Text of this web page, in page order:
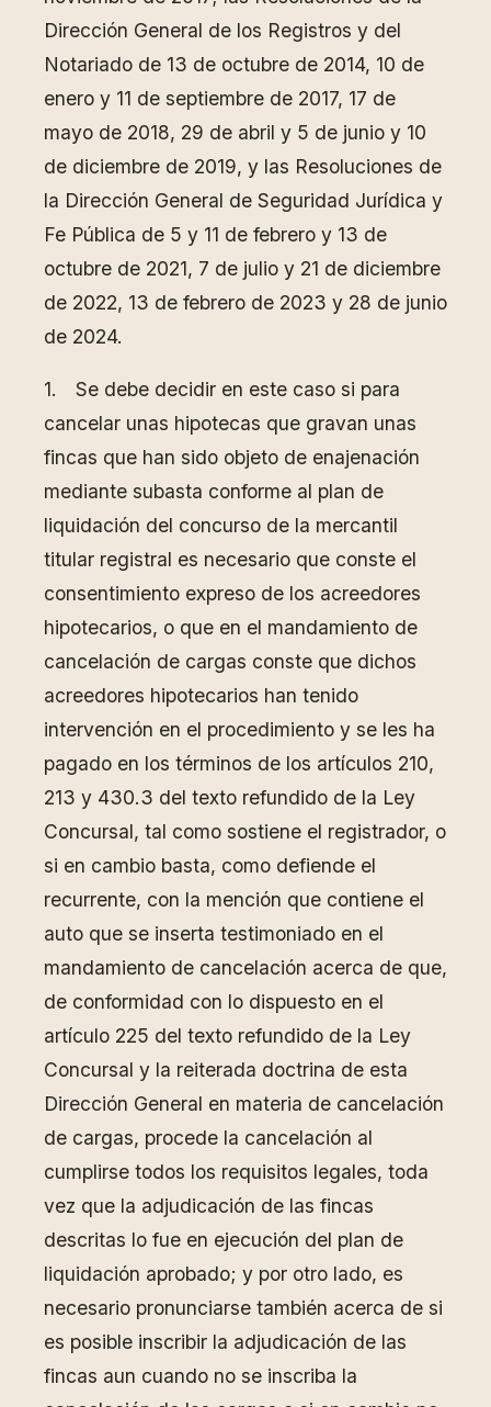
Dirección General de los Registros y del
Notariado de 13 de octubre de 2014, 10 de
enero y 11 de septiembre de 2017, 17 de
mayo de 2018, 29 de abril y 5 de junio y 10
de diciembre de 2019, y las Resoluciones de
la Dirección General de Seguridad Jurídica y
Fe Pública de 5 y 11 de febrero y 13 de
octubre de 2021, 7 de julio y 21 de diciembre
de 2022, 13 de febrero de 2023 y 28 de junio
de 2024.
1. Se debe decidir en este caso si para
cancelar unas hipotecas que gravan unas
fincas que han sido objeto de enajenación
mediante subasta conforme al plan de
liquidación del concurso de la mercantil
titular registral es necesario que conste el
consentimiento expreso de los acreedores
hipotecarios, o que en el mandamiento de
cancelación de cargas conste que dichos
acreedores hipotecarios han tenido
intervención en el procedimiento y se les ha
pagado en los términos de los artículos 210,
213 y 430.3 del texto refundido de la Ley
Concursal, tal como sostiene el registrador, o
si en cambio basta, como defiende el
recurrente, con la mención que contiene el
auto que se inserta testimoniado en el
mandamiento de cancelación acerca de que,
de conformidad con lo dispuesto en el
artículo 225 del texto refundido de la Ley
Concursal y la reiterada doctrina de esta
Dirección General en materia de cancelación
de cargas, procede la cancelación al
cumplirse todos los requisitos legales, toda
vez que la adjudicación de las fincas
descritas lo fue en ejecución del plan de
liquidación aprobado; y por otro lado, es
necesario pronunciarse también acerca de si
es posible inscribir la adjudicación de las
fincas aun cuando no se inscriba la